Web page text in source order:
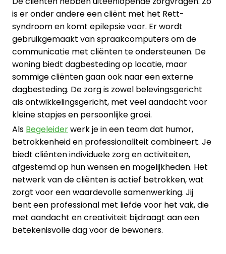
is er onder andere een cliënt met het Rett-
syndroom en komt epilepsie voor. Er wordt
gebruikgemaakt van spraakcomputers om de
communicatie met cliënten te ondersteunen. De
woning biedt dagbesteding op locatie, maar
sommige cliënten gaan ook naar een externe
dagbesteding. De zorg is zowel belevingsgericht
als ontwikkelingsgericht, met veel aandacht voor
kleine stapjes en persoonlijke groei.
Als Begeleiderwerk je in een team dat humor,
betrokkenheid en professionaliteit combineert. Je
biedt cliënten individuele zorg en activiteiten,
afgestemd op hun wensen en mogelijkheden. Het
netwerk van de cliënten is actief betrokken, wat
zorgt voor een waardevolle samenwerking. Jij
bent een professional met liefde voor het vak, die
met aandacht en creativiteit bijdraagt aan een
betekenisvolle dag voor de bewoners.